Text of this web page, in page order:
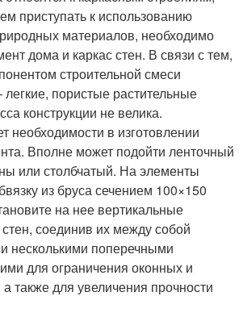
приступать к использованию
материалов, необходимо
дома и каркас стен. В связи с тем,
строительной смеси
пористые растительные
конструкции не велика.
необходимости в изготовлении
Вполне может подойти ленточный
или столбчатый. На элементы
из бруса сечением 100×150
на нее вертикальные
соединив их между собой
несколькими поперечными
для ограничения оконных и
также для увеличения прочности